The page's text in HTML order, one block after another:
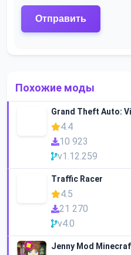
Похожие моды
Grand Theft Auto:
4.4
10 923
v1.12.259
Traffic Racer
4.5
21 270
v4.0
Jenny Mod